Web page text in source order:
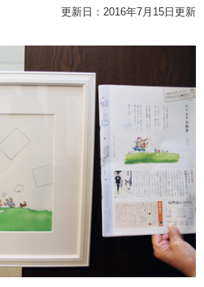
更新日：2016年7月15日更新